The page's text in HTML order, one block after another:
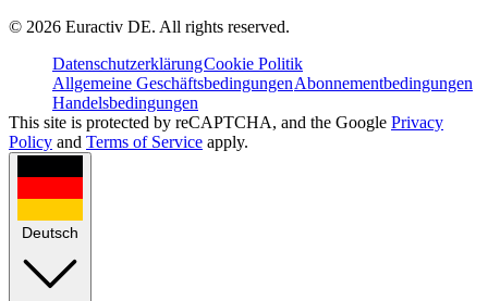
© 2026 Euractiv DE. All rights reserved.
DatenschutzerklärungCookie Politik
Allgemeine GeschäftsbedingungenAbonnementbedingungen
Handelsbedingungen
This site is protected by reCAPTCHA, and the Google Privacy
Policy and Terms of Service apply.
Deutsch